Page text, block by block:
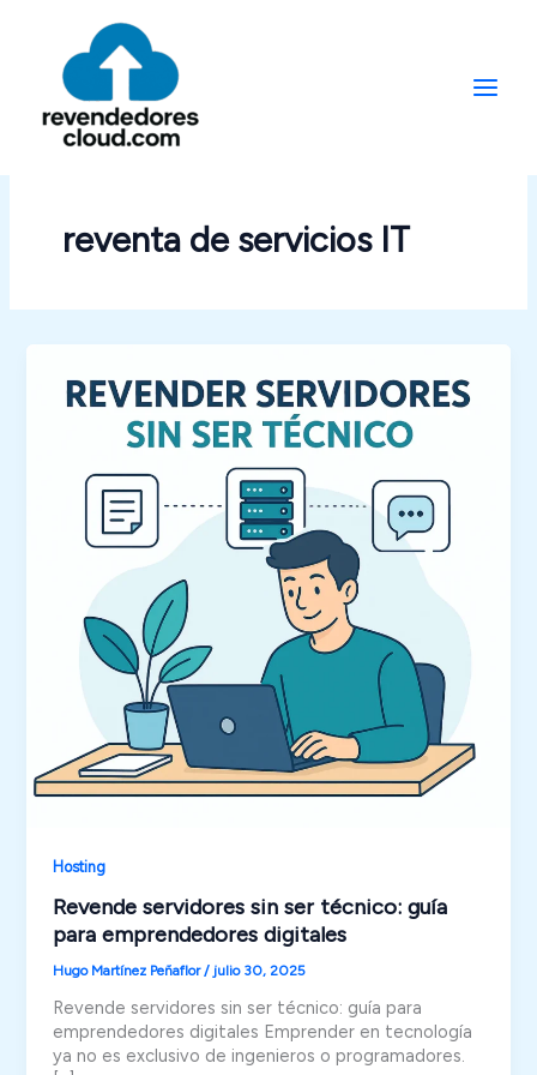
contenido
reventa de servicios IT
Hosting
Revende servidores sin ser técnico: guía
para emprendedores digitales
Hugo Martínez Peñaflor/ julio 30, 2025
Revende servidores sin ser técnico: guía para
emprendedores digitales Emprender en tecnología
ya no es exclusivo de ingenieros o programadores.